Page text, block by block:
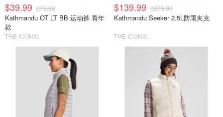
$39.99 $79.98
Kathmandu OT LT BB 运动裤 青年
款
THE ICONIC
$139.99 $279.98
Kathmandu Seeker 2.5L防雨夹克
THE ICONIC